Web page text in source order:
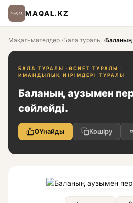
MAQAL.KZ
Мақал-мәтелдер ›Бала туралы ›Баланың
БАЛА ТУРАЛЫ · ӨСИЕТ ТУРАЛЫ ·
ИМАНДЫЛЫҚ ИІРІМДЕРІ ТУРАЛЫ
Баланың аузымен
сөйлейді.
0Ұнайды Көшіру